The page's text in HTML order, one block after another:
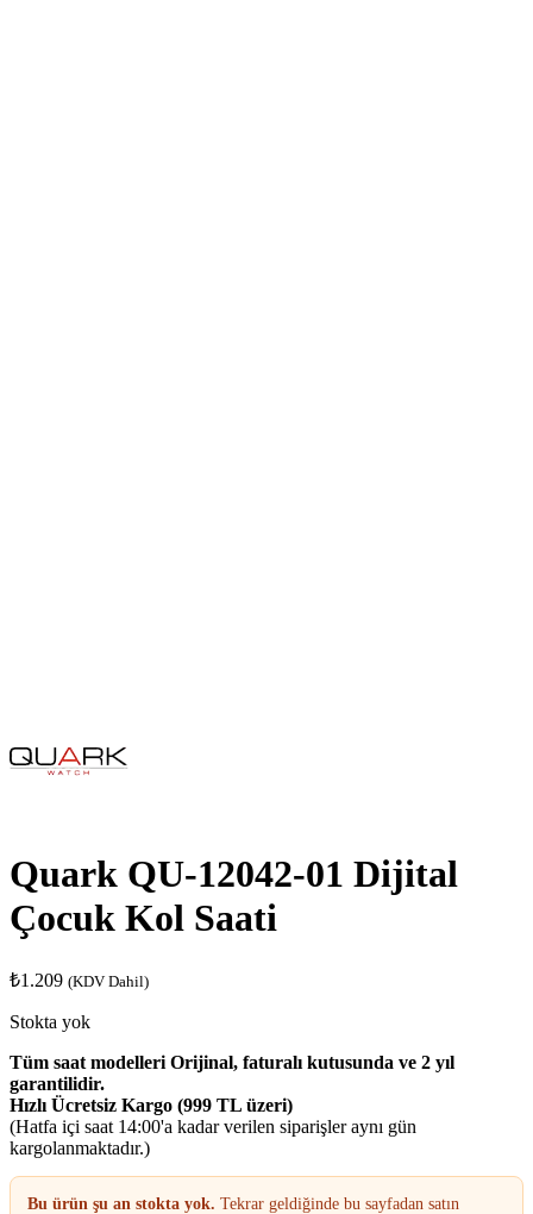
Quark QU-12042-01 Dijital
Çocuk Kol Saati
₺1.209 (KDV Dahil)
Stokta yok
Tüm saat modelleri Orijinal, faturalı kutusunda ve 2 yıl
garantilidir.
Hızlı Ücretsiz Kargo (999 TL üzeri)
(Hatfa içi saat 14:00'a kadar verilen siparişler aynı gün
kargolanmaktadır.)
Bu ürün şu an stokta yok. Tekrar geldiğinde bu sayfadan satın